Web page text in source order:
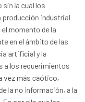
sin la cual los
producción industrial
momento de la
en el ámbito de las
artificial y la
a los requerimientos
vez más caótico,
la no información, a la